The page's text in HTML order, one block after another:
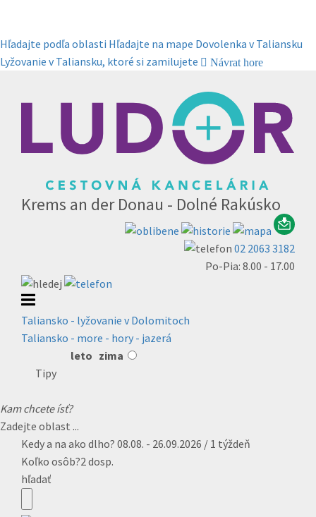
Hľadajte podľa oblasti Hľadajte na mape Dovolenka v Taliansku
Lyžovanie v Taliansku, ktoré si zamilujete
Návrat hore
Krems an der Donau - Dolné Rakúsko
02 2063 3182
Po-Pia: 8.00 - 17.00
Taliansko - lyžovanie v Dolomitoch
Taliansko - more - hory - jazerá
leto zima
Tipy
Kam chcete ísť?
Zadejte oblast ...
Kedy a na ako dlho? 08.08. - 26.09.2026 / 1 týždeň
Koľko osôb?2 dosp.
hľadať